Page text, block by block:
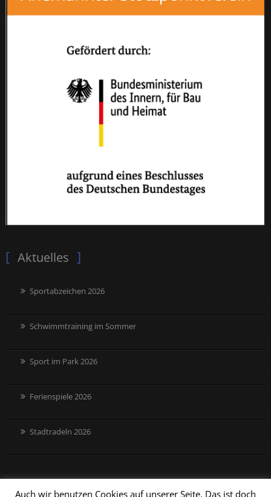
Aktuelles
Sportabzeichen 2026
Schwimmtraining im Sommer
Sport im Park 2026
Ferienspiele 2026
Stadtradeln 2026
Auch wir benutzen Cookies auf unserer Seite. Das ist doch